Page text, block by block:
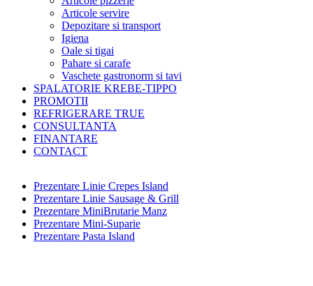
Articole servire
Depozitare si transport
Igiena
Oale si tigai
Pahare si carafe
Vaschete gastronorm si tavi
SPALATORIE KREBE-TIPPO
PROMOTII
REFRIGERARE TRUE
CONSULTANTA
FINANTARE
CONTACT
Prezentare Linie Crepes Island
Prezentare Linie Sausage & Grill
Prezentare MiniBrutarie Manz
Prezentare Mini-Suparie
Prezentare Pasta Island